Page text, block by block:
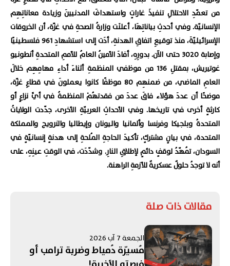
من تعمّدِ الاحتلالِ تنفيذَ غاراتٍ واستهدافَ المدنيينَ وزيادة معاناتِهِم
الإنسانيّة. وفي أحدثِ بياناتِهَا، أعلنَت وزارةُ الصحةِ في غزّة، أن الخروقات
الإسرائيليّةَ، منذ توقيعِ اتفاقِ الهدنةِ، أدَت إلى استشهادِ 961 فلسطينيًا
وإصابة 3020 حتى الآن. بدورِهِ، أفادَ الأمينُ العامُ للأممِ المتحدةِ أنطونيو
غوتيريش، بمقتلِ 136 من موظفي المنظمةِ أثناءَ أداءِ مهامِهِم خلالَ
العامِ الماضي، من ضمنهِم 80 موظفًا كانوا يعملونَ في قطاعِ غزّة،
موضحًا أن عددَ هؤلاء فاقَ عددَ من فقدتهُمْ المنظمةُ في أيِّ نزاعٍ أو
كارثةٍ أخرى في تاريخها. وفي الأحداثِ العربيّةِ الأخرى، جدّدت الولاياتُ
المتحدةُ وبلجيكا وفرنسا وألمانيا واليونان وإيطاليا والنرويج والمملكة
المتحدة، في بيانٍ مشتركٍ، تأكيدَ الحاجةِ المُلحةِ إلى هدنةٍ إنسانيّةٍ في
السودان، تُمهّدُ لوقفٍ دائمٍ لإطلاقِ النارِ. وشدّدَت، في الوقتِ عينِهِ، على
أنه لا توجدُ حلولٌ عسكريةٌ للأزمةِ الراهنة.
مقالات ذات صلة
الجمعة 7 آب 2026
مُسيّرة دُمياط وضربة ترامب أو